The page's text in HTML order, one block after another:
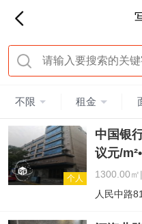
不限 租金
个人
中国银
议元/
1300.00
人民中路